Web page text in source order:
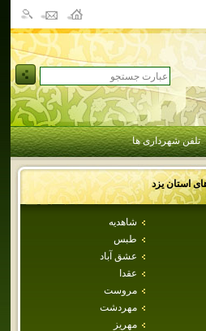
تلفن شهرداری ها
استانيزد
شاهديه
طبس
عشق آباد
عقدا
مروست
مهردشت
مهريز